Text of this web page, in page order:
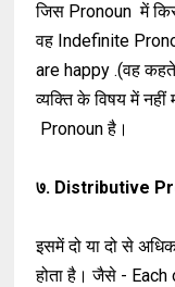
जिस Pronoun में किसी
वह Indefinite
are happy .(वह
व्यक्ति के विषय में
Pronoun है।
७. Distributive
इसमें दो या दो से
होता है। जैसे -